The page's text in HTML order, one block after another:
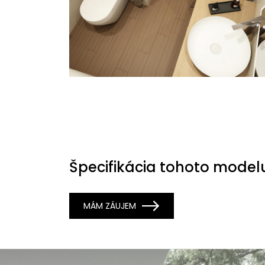
Špecifikácia tohoto
MÁM ZÁUJEM